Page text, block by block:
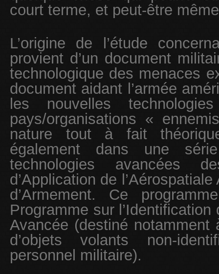
court terme, et peut-être
L’origine de l’étude
provient d’un document
technologique des menaces
document aidant l’armée
les nouvelles
pays/organisations «
nature tout à fait
également dans une
technologies avancées
d’Application de
d’Armement. Ce
Programme sur
Avancée (destiné
d’objets volants non-
personnel militaire).